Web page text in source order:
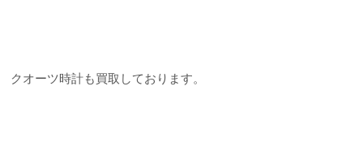
クオーツ時計も買取しております。